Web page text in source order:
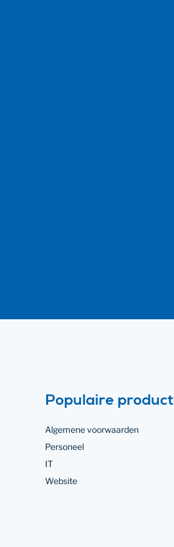
Populaire
Algemene voorwaarden
Personeel
IT
Website